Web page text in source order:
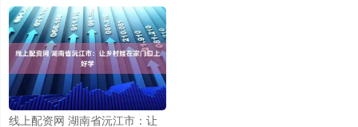
线上配资网 湖南省沅江市：让